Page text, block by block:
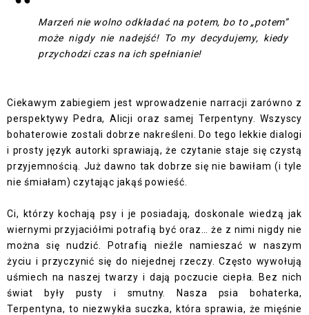
Marzeń nie wolno odkładać na potem, bo to „potem”
może nigdy nie nadejść! To my decydujemy, kiedy
przychodzi czas na ich spełnianie!
Ciekawym zabiegiem jest wprowadzenie narracji zarówno z
perspektywy Pedra, Alicji oraz samej Terpentyny. Wszyscy
bohaterowie zostali dobrze nakreśleni. Do tego lekkie dialogi
i prosty język autorki sprawiają, że czytanie staje się czystą
przyjemnością. Już dawno tak dobrze się nie bawiłam (i tyle
nie śmiałam) czytając jakąś powieść.
Ci, którzy kochają psy i je posiadają, doskonale wiedzą jak
wiernymi przyjaciółmi potrafią być oraz… że z nimi nigdy nie
można się nudzić. Potrafią nieźle namieszać w naszym
życiu i przyczynić się do niejednej rzeczy. Często wywołują
uśmiech na naszej twarzy i dają poczucie ciepła. Bez nich
świat były pusty i smutny. Nasza psia bohaterka,
Terpentyna, to niezwykła suczka, która sprawia, że mięśnie